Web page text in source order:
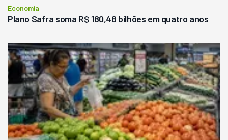
Economia
Plano Safra soma R$ 180,48 bilhões em quatro anos